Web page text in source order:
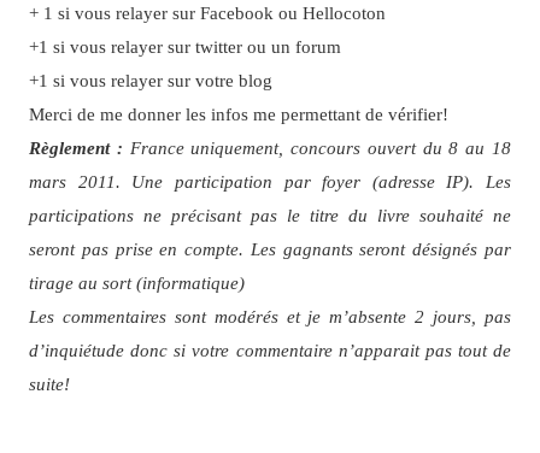
+ 1 si vous relayer sur Facebook ou Hellocoton
+1 si vous relayer sur twitter ou un forum
+1 si vous relayer sur votre blog
Merci de me donner les infos me permettant de vérifier!
Règlement : France uniquement, concours ouvert du 8 au 18
mars 2011. Une participation par foyer (adresse IP). Les
participations ne précisant pas le titre du livre souhaité ne
seront pas prise en compte. Les gagnants seront désignés par
tirage au sort (informatique)
Les commentaires sont modérés et je m’absente 2 jours, pas
d’inquiétude donc si votre commentaire n’apparait pas tout de
suite!